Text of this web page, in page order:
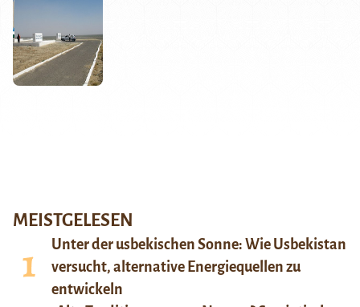
MEISTGELESEN
Unter der usbekischen Sonne: Wie Usbekistan
versucht, alternative Energiequellen zu
entwickeln